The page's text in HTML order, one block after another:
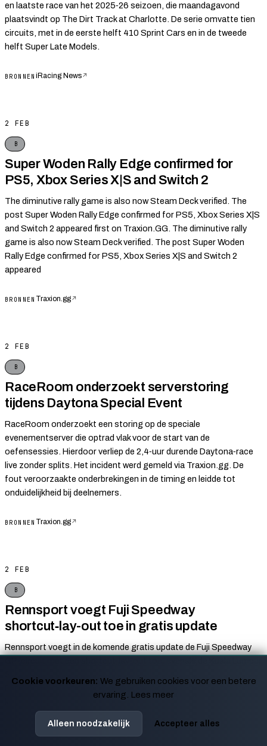
en laatste race van het 2025‑26 seizoen, die maandagavond
plaatsvindt op The Dirt Track at Charlotte. De serie omvatte tien
circuits, met in de eerste helft 410 Sprint Cars en in de tweede
helft Super Late Models.
BRONNEN iRacing News↗
2 FEB
B
Super Woden Rally Edge confirmed for
PS5, Xbox Series X|S and Switch 2
The diminutive rally game is also now Steam Deck verified. The
post Super Woden Rally Edge confirmed for PS5, Xbox Series X|S
and Switch 2 appeared first on Traxion.GG. The diminutive rally
game is also now Steam Deck verified. The post Super Woden
Rally Edge confirmed for PS5, Xbox Series X|S and Switch 2
appeared
BRONNEN Traxion.gg↗
2 FEB
B
RaceRoom onderzoekt serverstoring
tijdens Daytona Special Event
RaceRoom onderzoekt een storing op de speciale
evenementserver die optrad vlak voor de start van de
oefensessies. Hierdoor verliep de 2,4‑uur durende Daytona‑race
live zonder splits. Het incident werd gemeld via Traxion.gg. De
fout veroorzaakte onderbrekingen in de timing en leidde tot
onduidelijkheid bij deelnemers.
BRONNEN Traxion.gg↗
2 FEB
B
Rennsport voegt Fuji Speedway
shortcut‑lay-out toe in gratis update
Rennsport voegt in de komende gratis update de Fuji Speedway
Deze nieuwe banen worden beschikbaar voor spelers zonder extra
Cookie voorkeuren: We gebruiken cookies voor een betere
ervaring.
Lees meer
Alleen noodzakelijk Accepteer alles